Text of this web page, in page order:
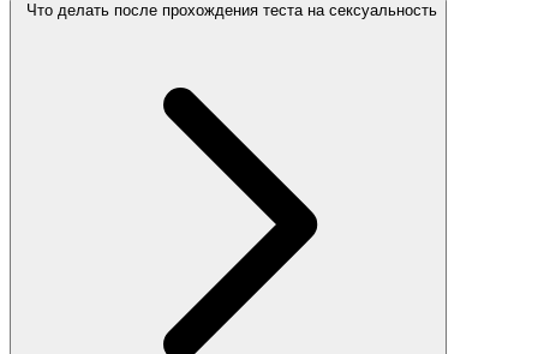
Что делать после прохождения теста на сексуальность